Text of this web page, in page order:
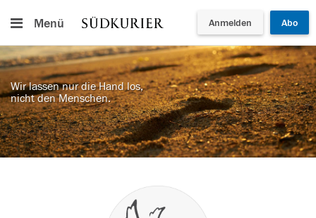
Menü Anmelden Abo
Wir lassen nur die Hand los,
nicht den Menschen.